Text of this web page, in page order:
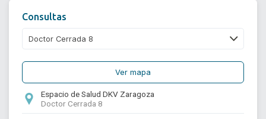
Consultas
Ver mapa
Espacio de Salud DKV Zaragoza
Doctor Cerrada 8